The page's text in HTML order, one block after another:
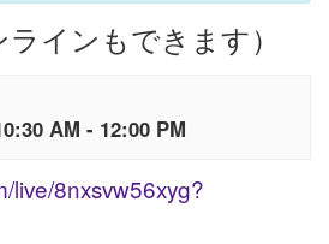
インもできます）
AM - 12:00 PM
live/8nxsvw56xyg?